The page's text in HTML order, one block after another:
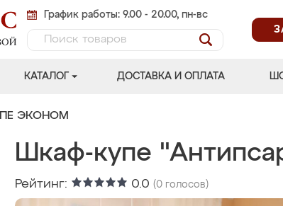
График работы: 9.00 - 20.00, пн-вс
КАТАЛОГ ДОСТАВКА И ОПЛАТА
ЭКОНОМ
Шкаф-купе
Рейтинг: 0.0 (0 голосов)